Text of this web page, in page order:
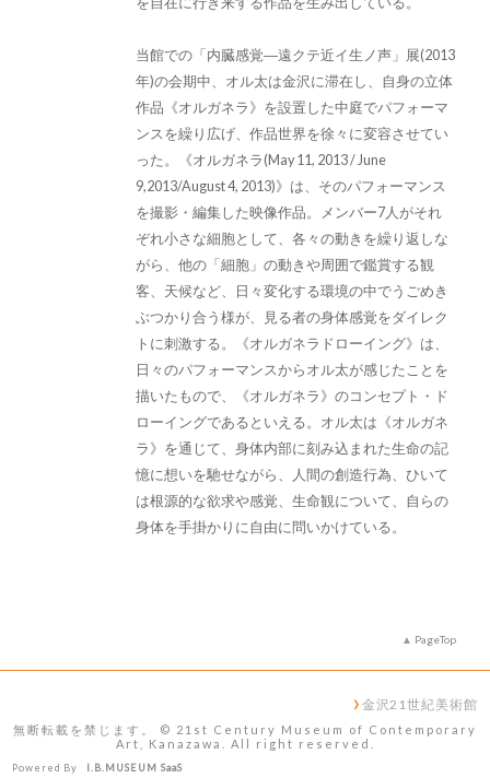
当館での「内臓感覚―遠クテ近イ生ノ声」展(2013
年)の会期中、オル太は金沢に滞在し、自身の立体
作品《オルガネラ》を設置した中庭でパフォーマ
ンスを繰り広げ、作品世界を徐々に変容させてい
った。《オルガネラ(May 11, 2013 / June
9,2013/August 4, 2013)》は、そのパフォーマンス
を撮影・編集した映像作品。メンバー7人がそれ
ぞれ小さな細胞として、各々の動きを繰り返しな
がら、他の「細胞」の動きや周囲で鑑賞する観
客、天候など、日々変化する環境の中でうごめき
ぶつかり合う様が、見る者の身体感覚をダイレク
トに刺激する。《オルガネラドローイング》は、
日々のパフォーマンスからオル太が感じたことを
描いたもので、《オルガネラ》のコンセプト・ド
ローイングであるといえる。オル太は《オルガネ
ラ》を通じて、身体内部に刻み込まれた生命の記
憶に想いを馳せながら、人間の創造行為、ひいて
は根源的な欲求や感覚、生命観について、自らの
身体を手掛かりに自由に問いかけている。
PageTop
金沢21世紀美術館
無断転載を禁じます。 © 21st Century Museum of Contemporary
Art, Kanazawa. All right reserved.
Powered By I.B.MUSEUM SaaS